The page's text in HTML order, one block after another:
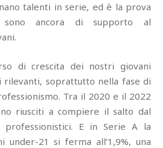
talenti in serie, ed è la prova
ancora di supporto al
di crescita dei nostri giovani
rilevanti, soprattutto nella fase di
Tra il 2020 e il 2022
riusciti a compiere il salto dal
E in Serie A la
under-21 si ferma all’1,9%, una